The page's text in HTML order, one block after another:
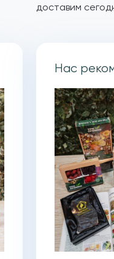
доставим
Нас